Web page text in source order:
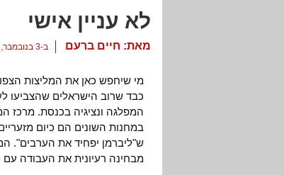
לא עניין אישי
מאת: חיים ברעם ב-3 בנובמבר, 2006
מי שיחפש כאן את המליצות
כבד שרוב הישראלים שהצביעו
המפלגה ונציגיה בכנסת. מרכז
במחנות השונים הם כיום
ש"ליברמן יפחיד את הערבים".
מבחינה רעיונית את העבודה